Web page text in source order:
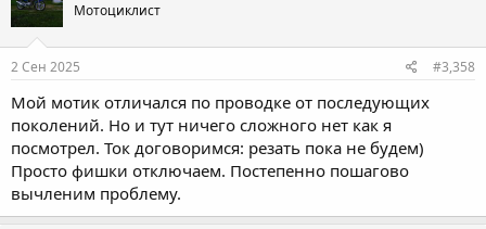
Мотоциклист
2 Сен 2025 #3,358
Мой мотик отличался по проводке от последующих
поколений. Но и тут ничего сложного нет как я
посмотрел. Ток договоримся: резать пока не будем)
Просто фишки отключаем. Постепенно пошагово
вычленим проблему.